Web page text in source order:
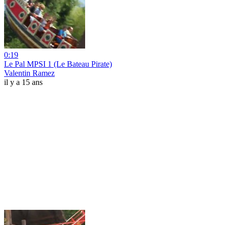
0:19
Le Pal MPSI 1 (Le Bateau Pirate)
Valentin Ramez
il y a 15 ans